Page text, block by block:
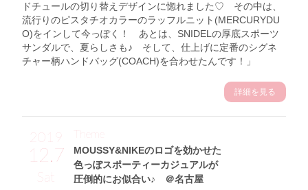
ドチュールの切り替えデザインに惚れました♡ その中は、
流行りのピスタチオカラーのラッフルニット(MERCURYDU
O)をインして今っぽく！ あとは、SNIDELの厚底スポーツ
サンダルで、夏らしさも♪ そして、仕上げに定番のシグネ
チャー柄ハンドバッグ(COACH)を合わせたんです！」
詳細を見る
2019
12.7
Sat
MOUSSY&NIKEのロゴを効かせた
色っぽスポーティーカジュアルが
圧倒的にお似合い♪ ＠名古屋
Theme